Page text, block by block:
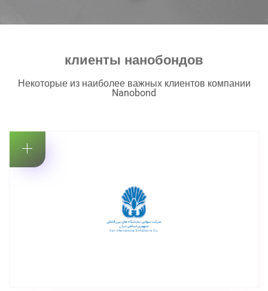
клиенты нанобондов
Некоторые из наиболее важных клиентов компании
Nanobond